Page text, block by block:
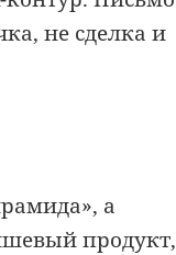
не сделка и
а
продукт,